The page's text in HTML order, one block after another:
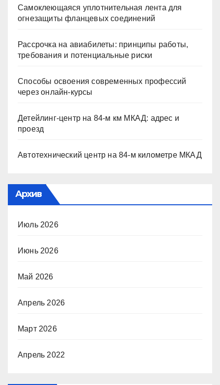
Самоклеющаяся уплотнительная лента для
огнезащиты фланцевых соединений
Рассрочка на авиабилеты: принципы работы,
требования и потенциальные риски
Способы освоения современных профессий
через онлайн-курсы
Детейлинг-центр на 84-м км МКАД: адрес и
проезд
Автотехнический центр на 84-м километре МКАД
Архив
Июль 2026
Июнь 2026
Май 2026
Апрель 2026
Март 2026
Апрель 2022